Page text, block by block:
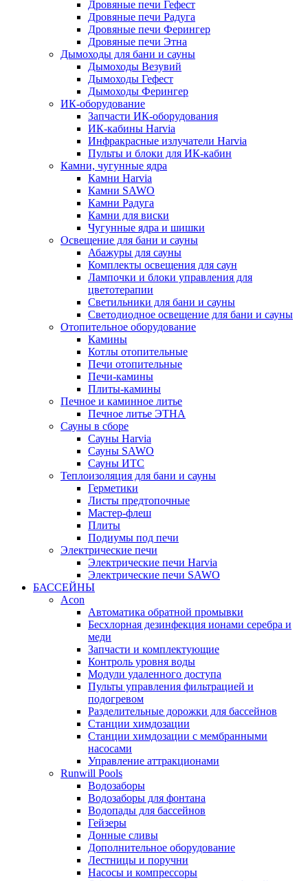
Дровяные печи Гефест
Дровяные печи Радуга
Дровяные печи Ферингер
Дровяные печи Этна
Дымоходы для бани и сауны
Дымоходы Везувий
Дымоходы Гефест
Дымоходы Ферингер
ИК-оборудование
Запчасти ИК-оборудования
ИК-кабины Harvia
Инфракрасные излучатели Harvia
Пульты и блоки для ИК-кабин
Камни, чугунные ядра
Камни Harvia
Камни SAWO
Камни Радуга
Камни для виски
Чугунные ядра и шишки
Освещение для бани и сауны
Абажуры для сауны
Комплекты освещения для саун
Лампочки и блоки управления для
цветотерапии
Светильники для бани и сауны
Светодиодное освещение для бани и сауны
Отопительное оборудование
Камины
Котлы отопительные
Печи отопительные
Печи-камины
Плиты-камины
Печное и каминное литье
Печное литье ЭТНА
Сауны в сборе
Cауны Harvia
Сауны SAWO
Сауны ИТС
Теплоизоляция для бани и сауны
Герметики
Листы предтопочные
Мастер-флеш
Плиты
Подиумы под печи
Электрические печи
Электрические печи Harvia
Электрические печи SAWO
БАССЕЙНЫ
Acon
Автоматика обратной промывки
Беcхлорная дезинфекция ионами серебра и
меди
Запчасти и комплектующие
Контроль уровня воды
Модули удаленного доступа
Пульты управления фильтрацией и
подогревом
Разделительные дорожки для бассейнов
Станции химдозации
Станции химдозации с мембранными
насосами
Управление аттракционами
Runwill Pools
Водозаборы
Водозаборы для фонтана
Водопады для бассейнов
Гейзеры
Донные сливы
Дополнительное оборудование
Лестницы и поручни
Насосы и компрессоры